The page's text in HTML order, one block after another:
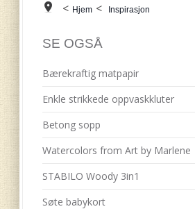
< Hjem < Inspirasjon
SE OGSÅ
Bærekraftig matpapir
Enkle strikkede oppvaskkluter
Betong sopp
Watercolors from Art by Marlene
STABILO Woody 3in1
Søte babykort